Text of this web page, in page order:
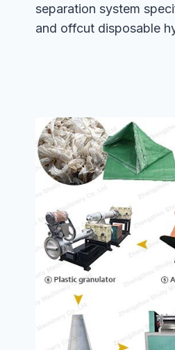
separation system
and offcut disposable